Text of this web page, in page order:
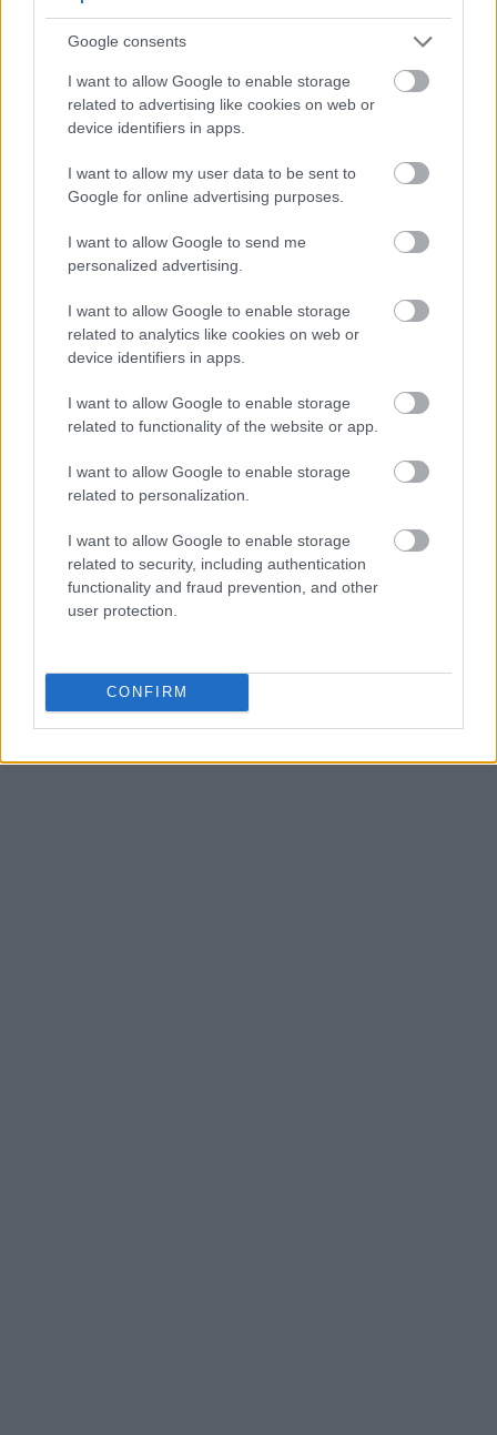
Google consents
I want to allow Google to enable storage
related to advertising like cookies on web or
device identifiers in apps.
I want to allow my user data to be sent to
Google for online advertising purposes.
I want to allow Google to send me
personalized advertising.
I want to allow Google to enable storage
related to analytics like cookies on web or
device identifiers in apps.
I want to allow Google to enable storage
related to functionality of the website or app.
I want to allow Google to enable storage
related to personalization.
I want to allow Google to enable storage
related to security, including authentication
functionality and fraud prevention, and other
user protection.
CONFIRM
το μέλλον μας, αλλά δεν είναι το μόνο. Μακάρι να
μπορούσαμε να δουλέψουμε παράλληλα και με το
σώμα μας, με τα βιώματα, τα τραύματα, τη δύναμη
και τα μπλοκαρίσματα που κουβαλάει ως γυναικείο
είναι πιο επώδυνο, γιατί είναι δύσκολο να συμβεί
σε μεγάλη κλίμακα- οπότε ο λόγος είναι, νομίζω, το
πιο ισχυρό εργαλείο που έχουμε στα χέρια μας για
να φέρουμε την αλλαγή.
Έχεις καταφέρει να συνδυάσεις καριέρα και
μητρότητα. Υπάρχει τελικά η τέλεια
Φυσικά και όχι. Υπάρχει ροή, υπάρχει στιγμιαία
ισορροπία, υπάρχει ενσωμάτωση -αλλά τίποτα απ’
όλα αυτά δεν είναι τέλειο, ούτε καν σταθερό. Κάθε
διαπραγμάτευση, εσωτερική και εξωτερική, απλώς
όταν ξέρουμε ποιες είναι οι προτεραιότητές μας ανά
πάσα στιγμή και ξέρουμε να ζητάμε και να
διαπραγμάτευση γίνεται πιο βιώσιμη και λιγότερο
τρομαχτική.